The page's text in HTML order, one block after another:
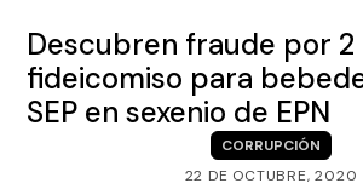
Descubren fraude por
fideicomiso para
SEP en sexenio de EPN
CORRUPCIÓN
22 DE OCTUBRE, 2020